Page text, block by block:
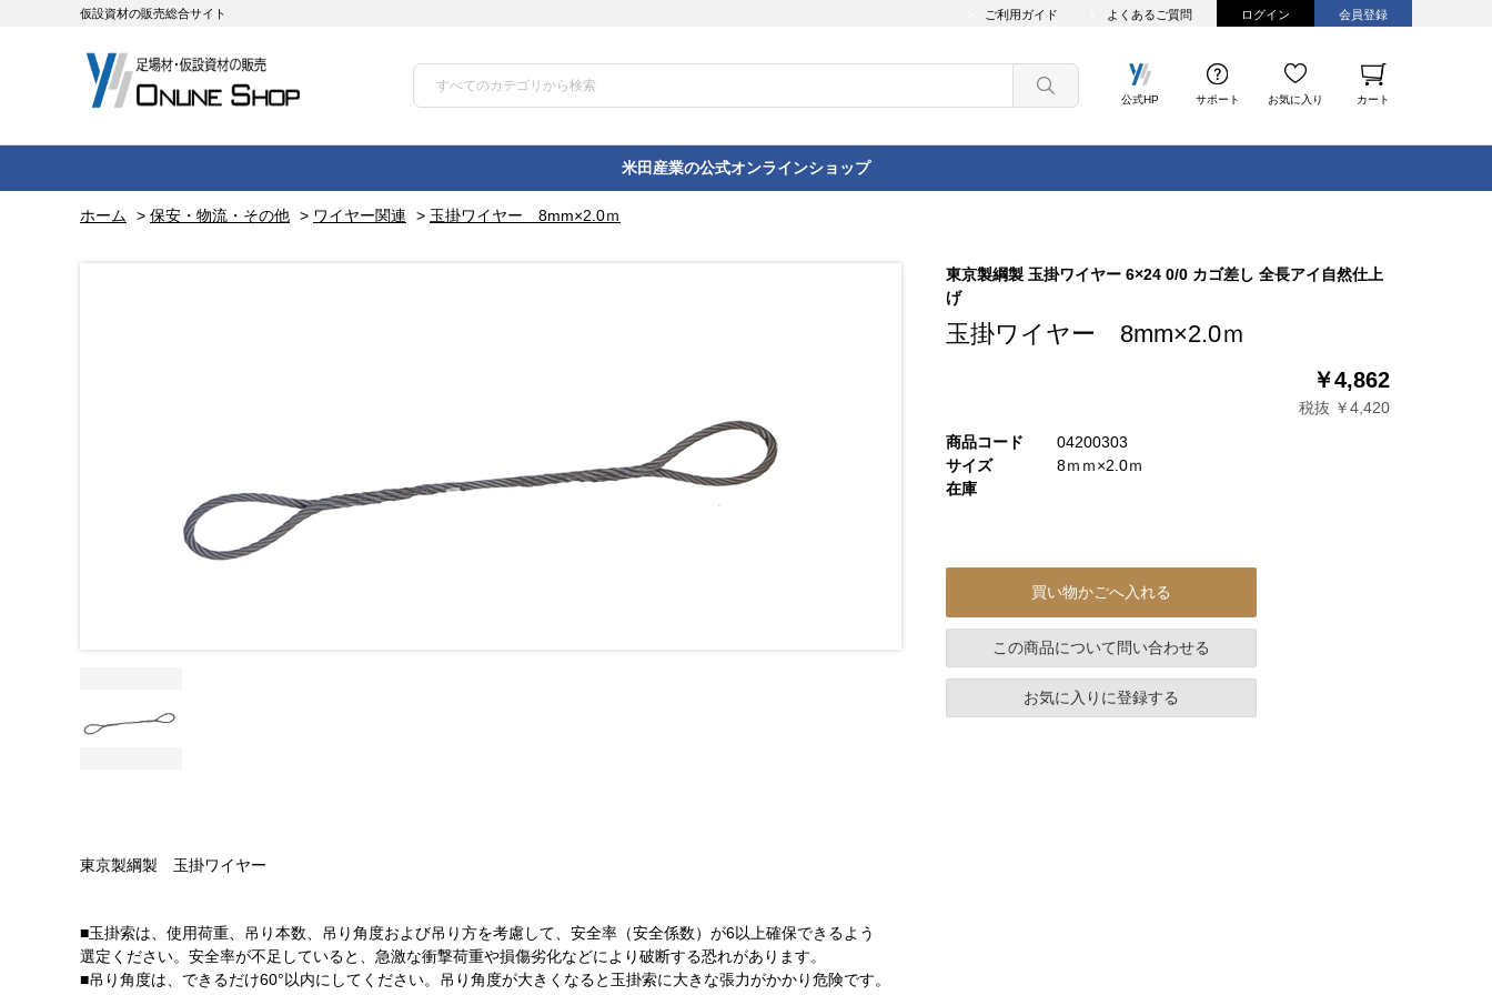
仮設資材の販売総合サイト ご利用ガイド よくあるご質問 ログイン 会員登録
公式HP サポート お気に入り カート
米田産業の公式オンラインショップ
ホーム > 保安・物流・その他 > ワイヤー関連 > 玉掛ワイヤー 8mm×2.0ｍ
東京製綱製 玉掛ワイヤー
■玉掛索は、使用荷重、吊り本数、吊り角度および吊り方を考慮して、安全率（安全係数）が6以上確保できるよう
選定ください。安全率が不足していると、急激な衝撃荷重や損傷劣化などにより破断する恐れがあります。
■吊り角度は、できるだけ60°以内にしてください。吊り角度が大きくなると玉掛索に大きな張力がかかり危険です。
東京製綱製 玉掛ワイヤー 6×24 0/0 カゴ差し 全長アイ自然仕上
げ
玉掛ワイヤー 8mm×2.0ｍ
￥4,862
税抜 ￥4,420
商品コード
04200303
サイズ
8ｍｍ×2.0ｍ
在庫
買い物かごへ入れる
この商品について問い合わせる
お気に入りに登録する